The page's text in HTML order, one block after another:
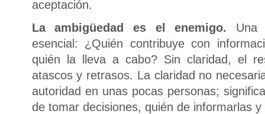
aceptación.
La ambigüedad es el enemigo. Una
esencial: ¿Quién contribuye con
quién la lleva a cabo? Sin claridad, el
atascos y retrasos. La claridad no
autoridad en unas pocas personas;
de tomar decisiones, quién de informarlas